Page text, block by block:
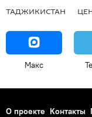
ТАДЖИКИСТАН
Макс
О проекте Контакты